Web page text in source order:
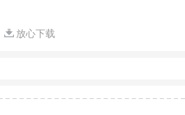
放心下载